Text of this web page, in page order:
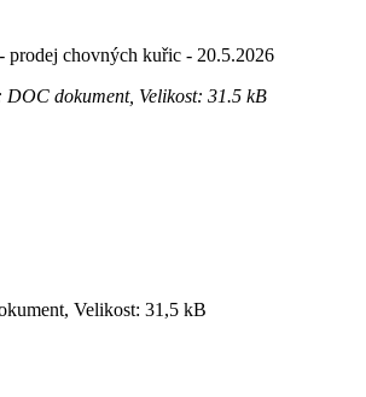
prodej chovných kuřic - 20.5.2026
DOC dokument, Velikost: 31.5 kB
Velikost: 31,5 kB